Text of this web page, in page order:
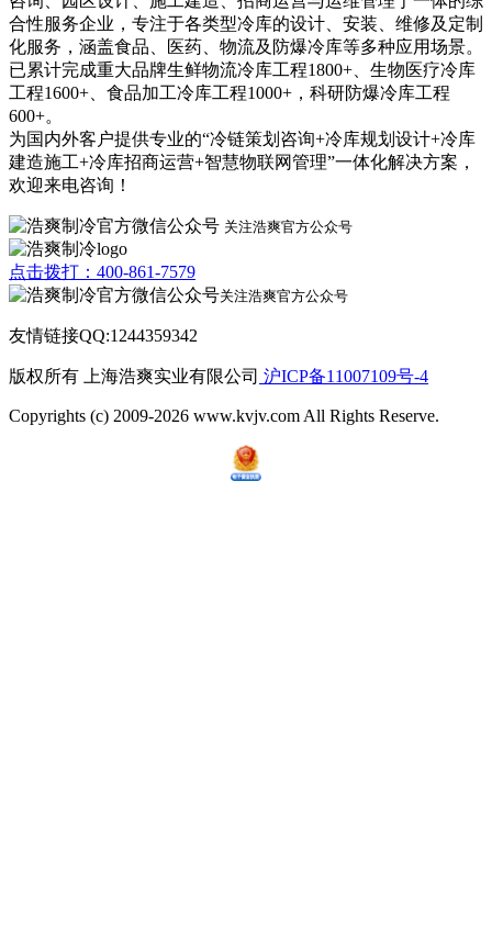
合性服务企业，专注于各类型冷库的设计、安装、维修及定制
化服务，涵盖食品、医药、物流及防爆冷库等多种应用场景。
已累计完成重大品牌生鲜物流冷库工程1800+、生物医疗冷库
工程1600+、食品加工冷库工程1000+，科研防爆冷库工程
600+。
为国内外客户提供专业的“冷链策划咨询+冷库规划设计+冷库
建造施工+冷库招商运营+智慧物联网管理”一体化解决方案，
欢迎来电咨询！
关注浩爽官方公众号
点击拨打：400-861-7579
关注浩爽官方公众号
友情链接QQ:1244359342
版权所有 上海浩爽实业有限公司 沪ICP备11007109号-4
Copyrights (c) 2009-2026 www.kvjv.com All Rights Reserve.